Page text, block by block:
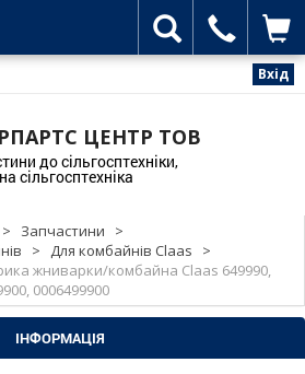
Вхід
ЦЕНТР ТОВ
до сільгосптехніки,
сільгосптехніка
> Запчастини
>
> Для комбайнів Claas
>
жниварки/комбайна Claas 649990,
0006499900
ІНФОРМАЦІЯ